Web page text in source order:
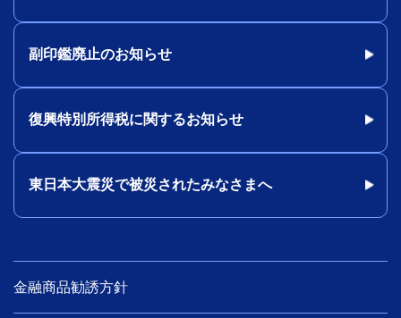
副印鑑廃止のお知らせ
復興特別所得税に関するお知らせ
東日本大震災で被災されたみなさまへ
金融商品勧誘方針